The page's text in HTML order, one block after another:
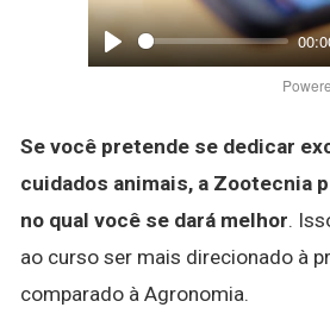
Play
Se você pretende se dedicar
cuidados animais, a Zootecnia
no qual você se dará melhor.
ao curso ser mais direcionado à
comparado à Agronomia.